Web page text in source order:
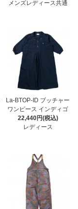
メンズレディース共通
La-BTOP-ID ブッチャー
ワンピース インディゴ
22,440円(税込)
レディース